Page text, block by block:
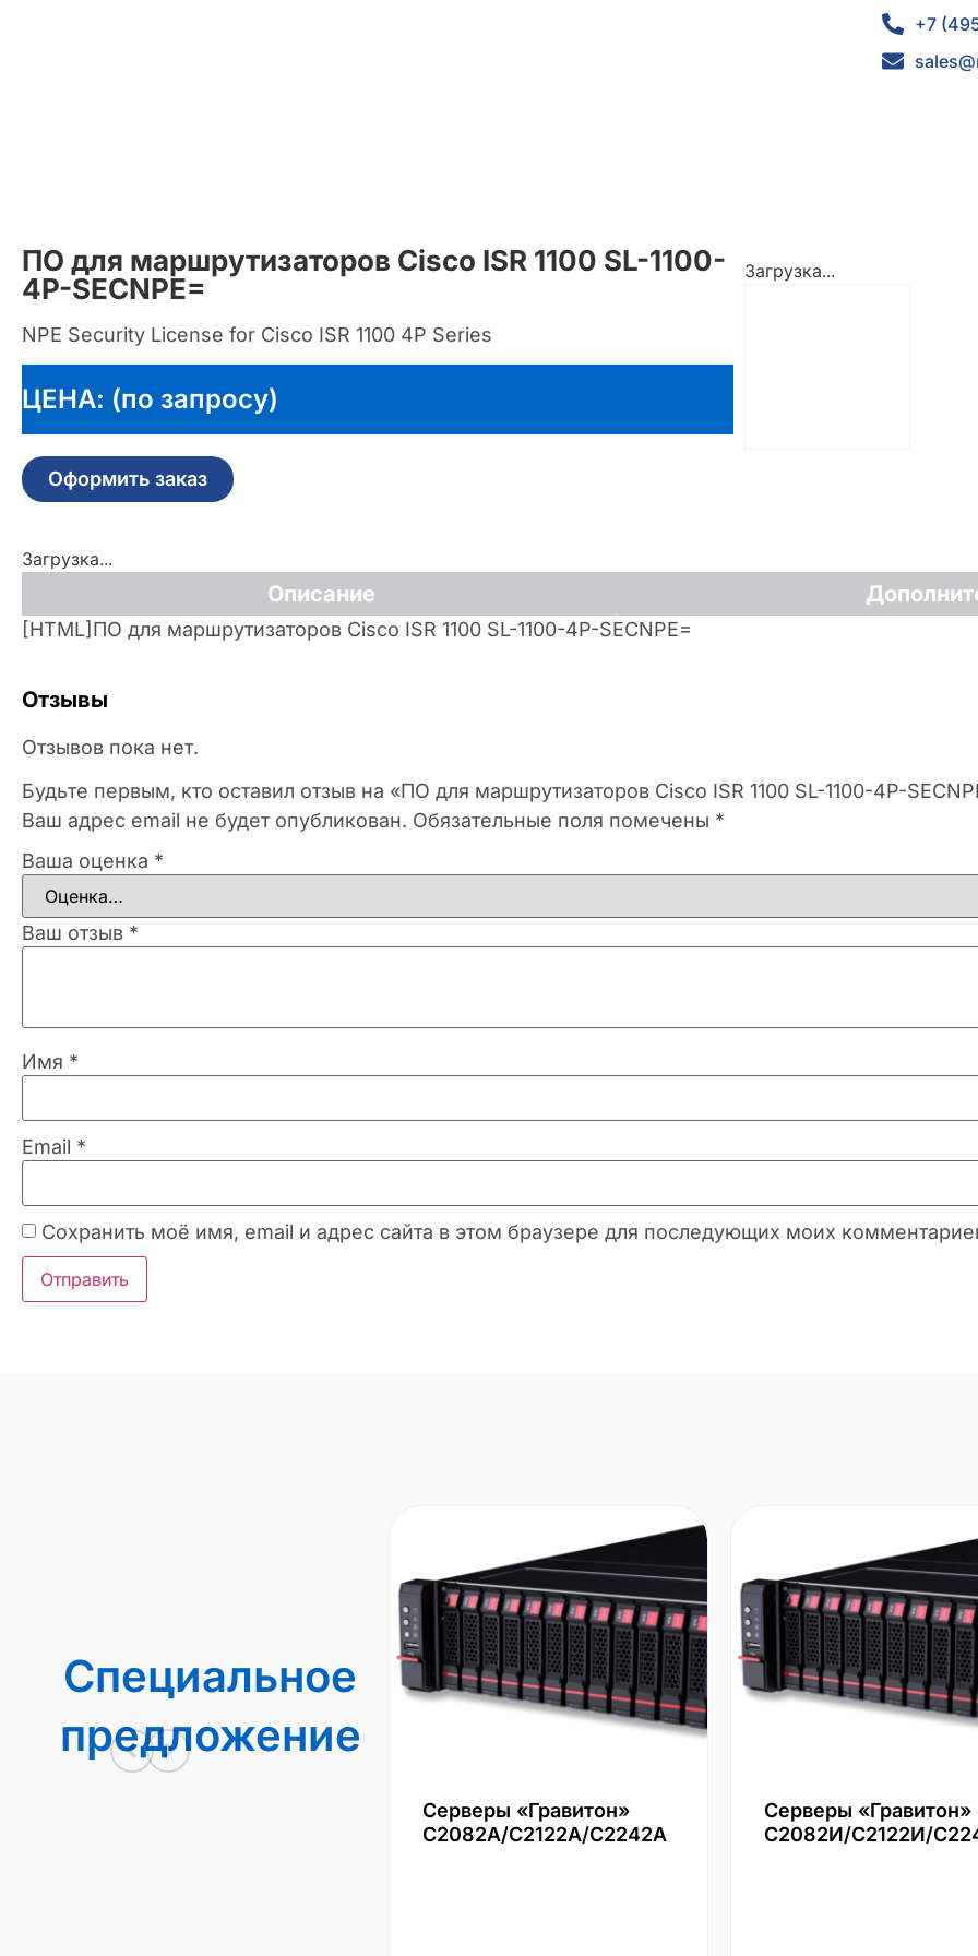
+7
ПО для маршрутизаторов Cisco ISR 1100 SL-1100-
4P-SECNPE=
NPE Security License for Cisco ISR 1100 4P Series
ЦЕНА: (по запросу)
Оформить заказ
Загрузка...
Загрузка...
Описание
[HTML]ПО для маршрутизаторов Cisco ISR 1100 SL-1100-4P-SECNPE=
Отзывы
Отзывов пока нет.
Будьте первым, кто оставил отзыв на «ПО для маршрутизаторов Cisco ISR 1100 SL-1100-4P-
Ваш адрес email не будет опубликован. Обязательные поля помечены *
Ваша оценка *
Ваш отзыв *
Имя *
Email *
Сохранить моё имя, email и адрес сайта в этом браузере для последующих моих
Специальное
предложение
Серверы «Гравитон»
С2082А/С2122А/С2242А
Серверы «Гравитон»
С2082И/С2122И/